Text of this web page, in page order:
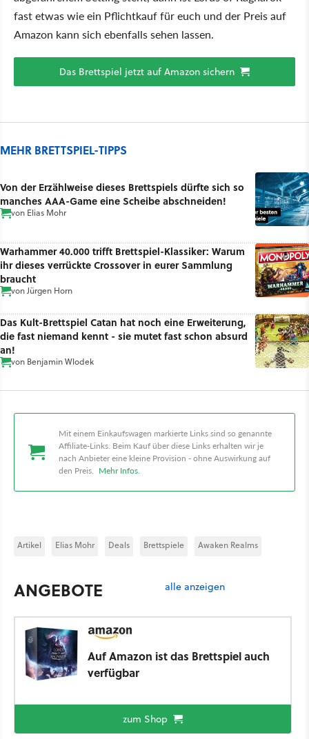
fast etwas wie ein Pflichtkauf für euch und der Preis auf
Amazon kann sich ebenfalls sehen lassen.
Das Brettspiel jetzt auf Amazon sichern
MEHR BRETTSPIEL-TIPPS
Von der Erzählweise dieses Brettspiels dürfte sich so
manches AAA-Game eine Scheibe abschneiden!
von Elias Mohr
Warhammer 40.000 trifft Brettspiel-Klassiker: Warum
ihr dieses verrückte Crossover in eurer Sammlung
braucht
vonJürgen Horn
Das Kult-Brettspiel Catan hat noch eine Erweiterung,
die fast niemand kennt - sie mutet fast schon absurd
an!
von Benjamin Wlodek
Mit einem Einkaufswagen markierte Links sind so genannte
Affiliate-Links. Beim Kauf über diese Links erhalten wir je
nach Anbieter eine kleine Provision - ohne Auswirkung auf
den Preis. Mehr Infos.
Artikel Elias Mohr Deals Brettspiele Awaken Realms
ANGEBOTE alle anzeigen
Auf Amazon ist das Brettspiel auch
verfügbar
zum Shop